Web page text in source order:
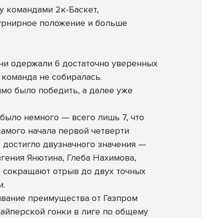
командами 2к-Баскет,
положение и больше
одержали 6 достаточно уверенных
не собиралась.
было победить, а далее уже
немного — всего лишь 7, что
начала первой четверти
двузначного значения —
Янютина, Глеба Нахимова,
сокращают отрыв до двух точных
преимущества от Газпром
гонки в лиге по общему